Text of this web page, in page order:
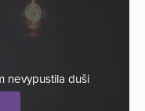
nevypustila duši